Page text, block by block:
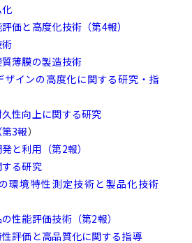
価と高度化技術（第4報）
薄膜の製造技術
ザインの高度化に関する研究・指
性向上に関する研究
3報）
と利用（第2報）
る研究
環境特性測定技術と製品化技術
性能評価技術（第2報）
評価と高品質化に関する指導